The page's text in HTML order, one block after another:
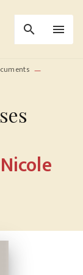
search menu
—
Nicole